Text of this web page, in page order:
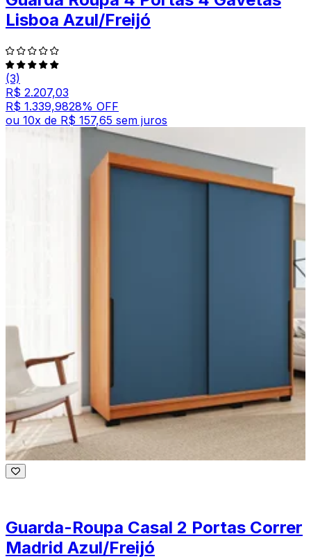
Lisboa Azul/Freijó
(3)
R$ 2.207,03
R$ 1.339,9828% OFF
ou 10x de R$ 157,65 sem juros
Guarda-Roupa Casal 2 Portas Correr
Madrid Azul/Freijó